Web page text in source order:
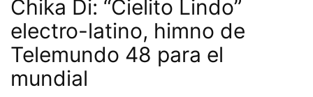
Chika Di: “Cielito Lindo”
electro-latino, himno de
Telemundo 48 para el
mundial